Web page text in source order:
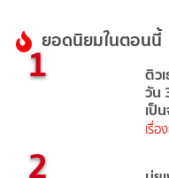
ยอดนิยมในตอนนี้
1 ติว
วัน
เป็
เรื่อ
2